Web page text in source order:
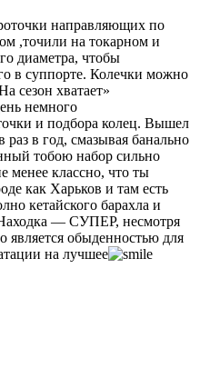
направляющих по
,точили на токарном и
диаметра, чтобы
в суппорте. Колечки можно
сезон хватает»
немного
и подбора колец. Вышел
в год, смазывая банально
тобою набор сильно
менее классно, что ты
как Харьков и там есть
кетайского барахла и
— СУПЕР, несмотря
является обыденностью для
на лучшее